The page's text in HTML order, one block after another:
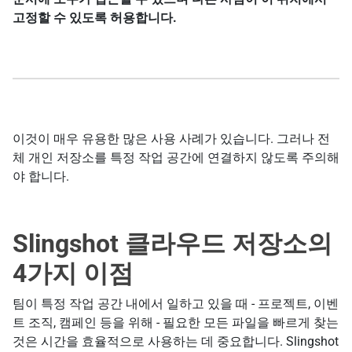
고정할 수 있도록 허용합니다.
이것이 매우 유용한 많은 사용 사례가 있습니다. 그러나 전
체 개인 저장소를 특정 작업 공간에 연결하지 않도록 주의해
야 합니다.
Slingshot 클라우드 저장소의
4가지 이점
팀이 특정 작업 공간 내에서 일하고 있을 때 - 프로젝트, 이벤
트 조직, 캠페인 등을 위해 - 필요한 모든 파일을 빠르게 찾는
것은 시간을 효율적으로 사용하는 데 중요합니다. Slingshot